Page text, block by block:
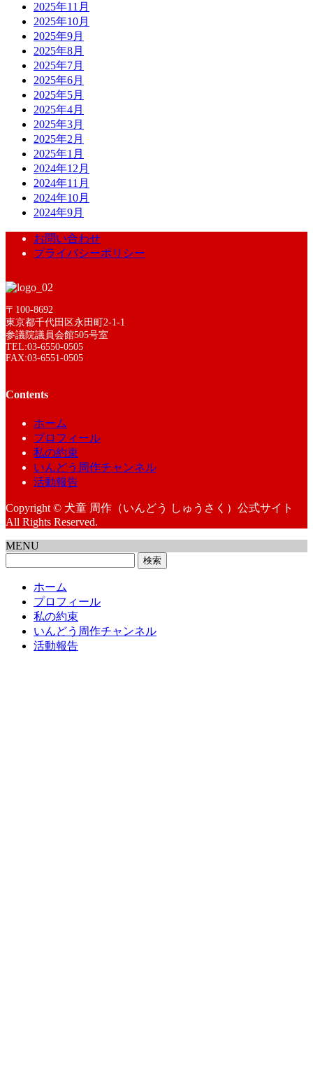
2025年11月
2025年10月
2025年9月
2025年8月
2025年7月
2025年6月
2025年5月
2025年4月
2025年3月
2025年2月
2025年1月
2024年12月
2024年11月
2024年10月
2024年9月
お問い合わせ
プライバシーポリシー
〒100-8692
東京都千代田区永田町2-1-1
参議院議員会館505号室
TEL:03-6550-0505
FAX:03-6551-0505
Contents
ホーム
プロフィール
私の約束
いんどう周作チャンネル
活動報告
Copyright © 犬童 周作（いんどう しゅうさく）公式サイト
All Rights Reserved.
MENU
ホーム
プロフィール
私の約束
いんどう周作チャンネル
活動報告